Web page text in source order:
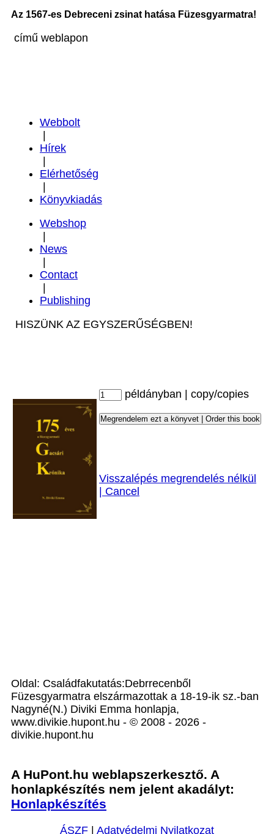
Az 1567-es Debreceni zsinat hatása Füzesgyarmatra!
című weblapon
Webbolt
Hírek
Elérhetőség
Könyvkiadás
Webshop
News
Contact
Publishing
HISZÜNK AZ EGYSZERŰSÉGBEN!
példányban | copy/copies
Visszalépés megrendelés nélkül
| Cancel
Oldal: Családfakutatás:Debrrecenből
Füzesgyarmatra elszármazottak a 18-19-ik sz.-ban
Nagyné(N.) Diviki Emma honlapja,
www.divikie.hupont.hu - © 2008 - 2026 -
divikie.hupont.hu
A HuPont.hu weblapszerkesztő. A
honlapkészítés nem jelent akadályt:
Honlapkészítés
ÁSZF | Adatvédelmi Nyilatkozat